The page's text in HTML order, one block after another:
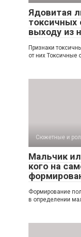
Ядовитая
токсичных
выходу из
Признаки
от них Токсичные
Сюжетные и
Мальчик
кого на
Формирование
в определении